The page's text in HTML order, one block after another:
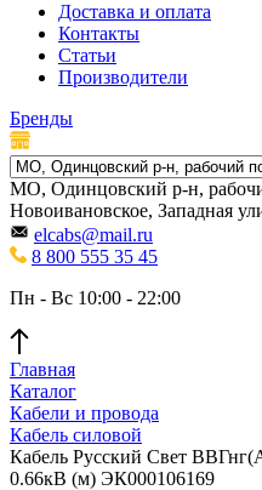
Доставка и оплата
Контакты
Статьи
Производители
Бренды
МО, Одинцовский р-н,
Новоивановское, Западная
elcabs@mail.ru
8 800 555 35 45
Пн - Вс 10:00 - 22:00
Главная
Каталог
Кабели и провода
Кабель силовой
Кабель Русский Свет
0.66кВ (м) ЭК000106169